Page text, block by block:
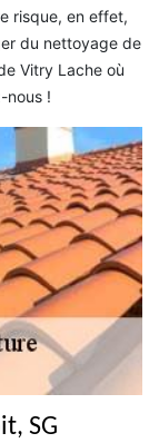
risque, en effet,
du nettoyage de
Vitry Lache où
nous !
SG